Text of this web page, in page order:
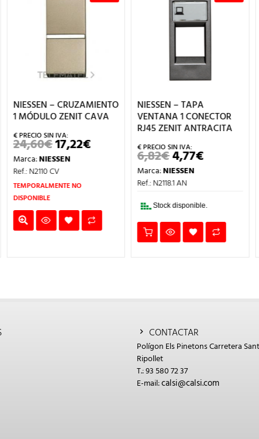
NIESSEN – TAPA
VENTANA 1 CONECTOR
6,82€EL
PRECIO
ORIGINAL
ERA:
6,82€.
4,77
Marca:NIESSEN
Ref.: N2118.1 AN
NIESSEN – LÁMPARA LED
MEC.C/VISOR
INT/PULS.ZENIT VERDE
6,04€EL
PRECIO
ORIGINAL
ERA:
4,23€
Marca:NIESSEN
Ref.: N2191 VD
Stock disponible.
CONTACTAR
Polígon Els Pinetons Carretera
Ripollet
T.: 93 580 72 37
E-mail:calsi@calsi.com